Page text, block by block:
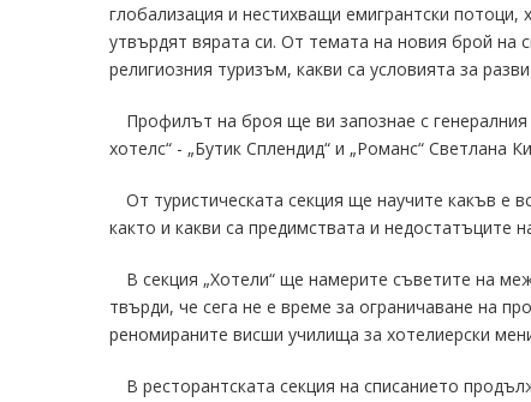
глобализация и нестихващи емигрантски
утвърдят вярата си. От темата на новия брой на
религиозния туризъм, какви са условията за
Профилът на броя ще ви запознае с
хотелс“ - „Бутик Сплендид“ и „Романс“ Светлана
От туристическата секция ще научите какъв е
както и какви са предимствата и недостатъците
В секция „Хотели“ ще намерите съветите на
твърди, че сега не е време за ограничаване на
реномираните висши училища за хотелиерски
В ресторантската секция на списанието